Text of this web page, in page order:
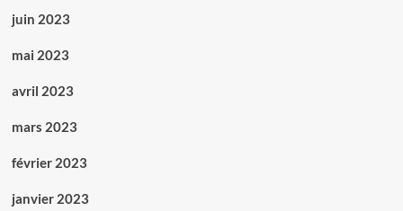
juin 2023
mai 2023
avril 2023
mars 2023
février 2023
janvier 2023